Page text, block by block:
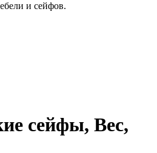
и сейфов.
сейфы, Вес,